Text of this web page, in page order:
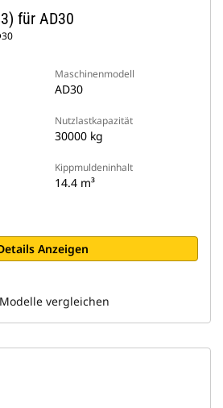
für AD30
Maschinenmodell
AD30
Nutzlastkapazität
30000 kg
Kippmuldeninhalt
14.4 m³
Anzeigen
Modelle vergleichen